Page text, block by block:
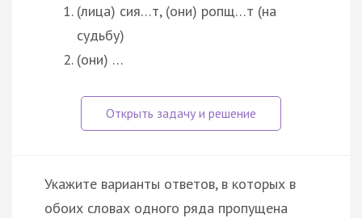
(лица) сия…т, (они) ропщ…т (на
судьбу)
(они) …
Укажите варианты ответов, в которых в
обоих словах одного ряда пропущена